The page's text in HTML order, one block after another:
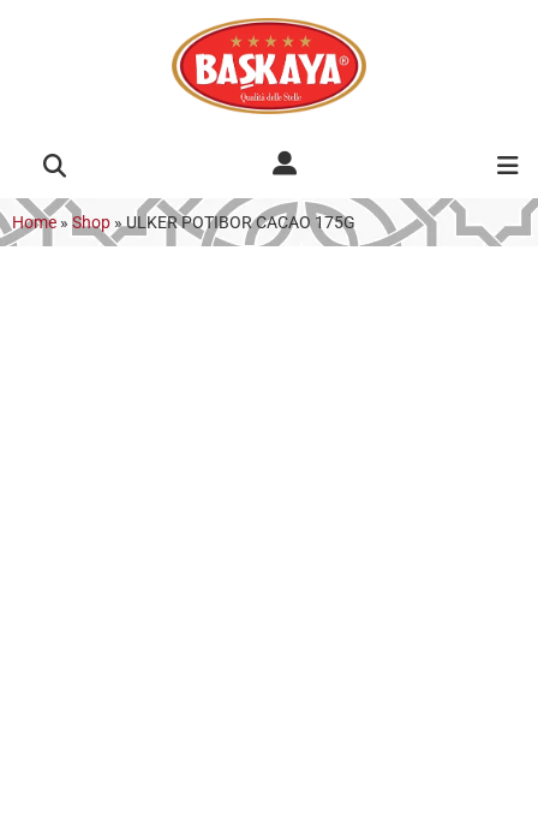
Home » Shop »ULKER POTIBOR CACAO 175G